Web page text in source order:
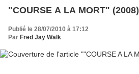
"COURSE A LA MORT" (2008)
Publié le 28/07/2010 à 17:12
Par Fred Jay Walk